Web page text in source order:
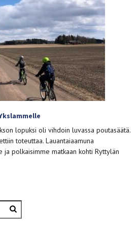
lopuksi oli vihdoin luvassa poutasäätä.
toteuttaa. Lauantaiaamuna
polkaisimme matkaan kohti Ryttylän